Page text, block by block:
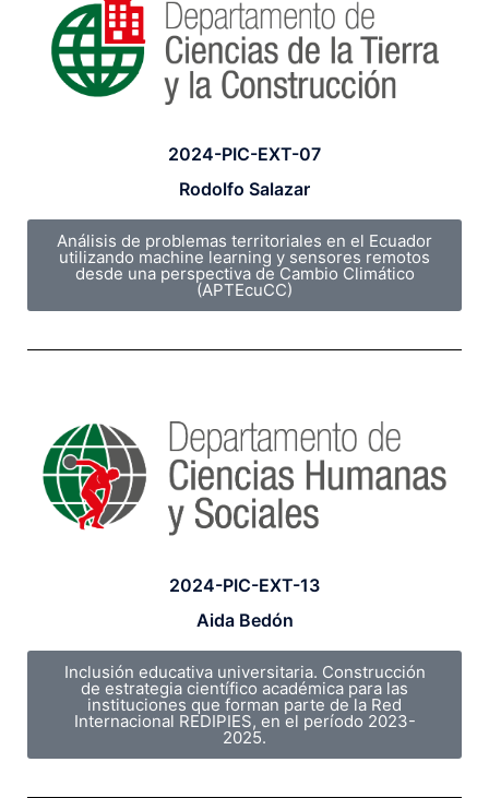
2024-PIC-EXT-07
Rodolfo Salazar
Análisis de problemas territoriales en el Ecuador
utilizando machine learning y sensores remotos
desde una perspectiva de Cambio Climático
(APTEcuCC)
2024-PIC-EXT-13
Aida Bedón
Inclusión educativa universitaria. Construcción
de estrategia científico académica para las
instituciones que forman parte de la Red
Internacional REDIPIES, en el período 2023-
2025.